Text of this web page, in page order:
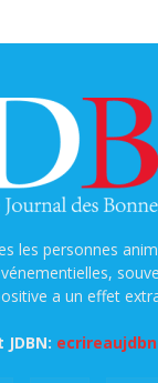
les personnes
a un effet